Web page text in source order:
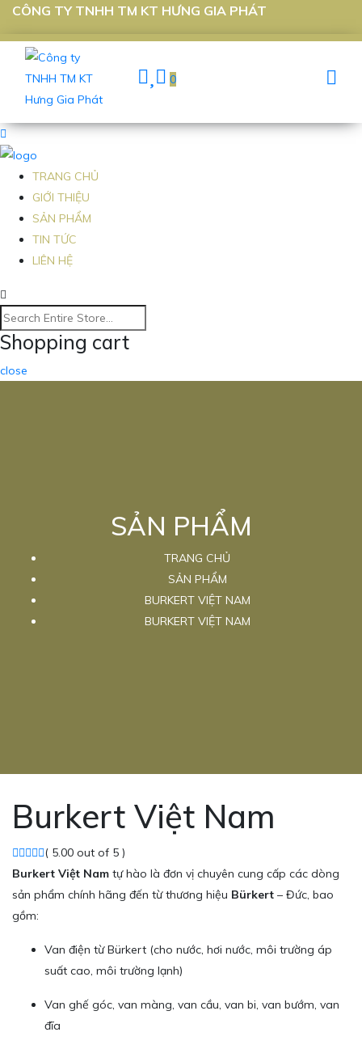
CÔNG TY TNHH TM KT HƯNG GIA PHÁT
0
TRANG CHỦ
GIỚI THIỆU
SẢN PHẨM
TIN TỨC
LIÊN HỆ
Shopping cart
close
SẢN PHẨM
TRANG CHỦ
SẢN PHẨM
BURKERT VIỆT NAM
BURKERT VIỆT NAM
Burkert Việt Nam
( 5.00 out of 5 )
Burkert Việt Nam tự hào là đơn vị chuyên cung cấp các dòng
sản phẩm chính hãng đến từ thương hiệu Bürkert – Đức, bao
gồm:
Van điện từ Bürkert (cho nước, hơi nước, môi trường áp
suất cao, môi trường lạnh)
Van ghế góc, van màng, van cầu, van bi, van bướm, van
đĩa